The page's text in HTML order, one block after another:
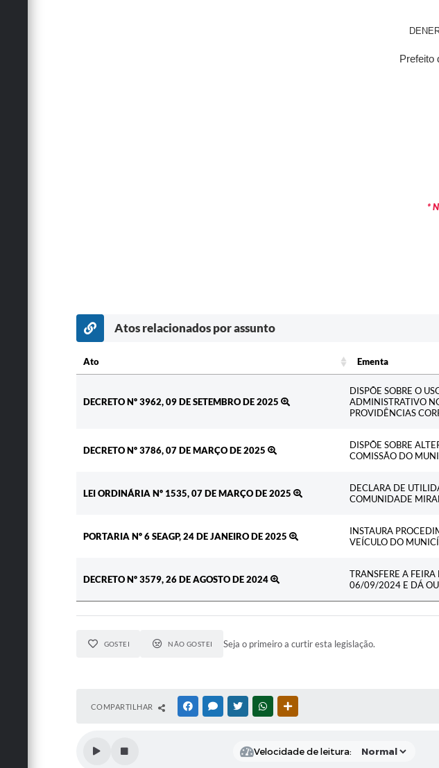
Prefeito
*
Atos relacionados por assunto
Ato Ementa
DECRETO Nº 3962, 09 DE SETEMBRO DE 2025
DISPÕE SOBRE O
ADMINISTRATIVO
PROVIDÊNCIAS
DECRETO Nº 3786, 07 DE MARÇO DE 2025
DISPÕE SOBRE
COMISSÃO DO
LEI ORDINÁRIA Nº 1535, 07 DE MARÇO DE 2025
DECLARA DE
COMUNIDADE
PORTARIA Nº 6 SEAGP, 24 DE JANEIRO DE 2025
INSTAURA
VEÍCULO DO
DECRETO Nº 3579, 26 DE AGOSTO DE 2024
TRANSFERE A
06/09/2024 E DÁ
GOSTEI NÃO GOSTEI Seja o primeiro a curtir esta legislação.
COMPARTILHAR FACEBOOKMESSENGER
TWITTERWHATSAPP
Velocidade de leitura: